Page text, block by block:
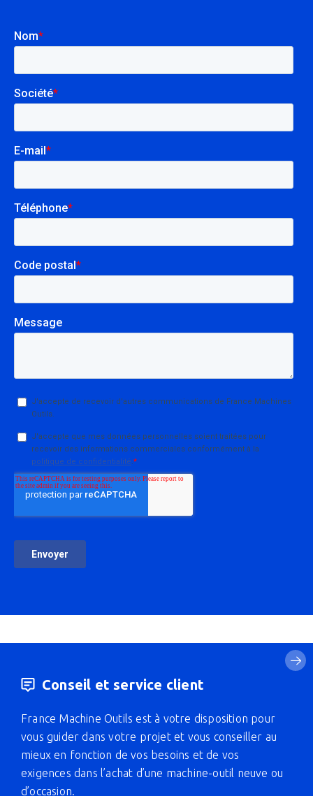
Conseil et service client
France Machine Outils est à votre disposition pour
vous guider dans votre projet et vous conseiller au
mieux en fonction de vos besoins et de vos
exigences dans l’achat d’une machine-outil neuve ou
d’occasion.